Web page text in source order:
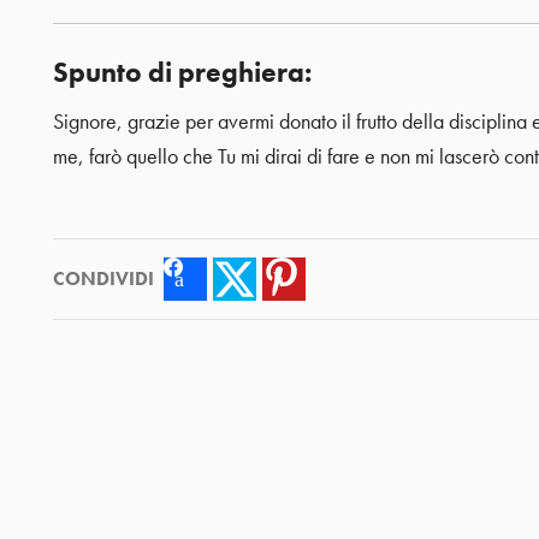
Spunto di preghiera:
Signore, grazie per avermi donato il frutto della
me, farò quello che Tu mi dirai di fare e non mi lascerò
CONDIVIDI FacebookTwitter